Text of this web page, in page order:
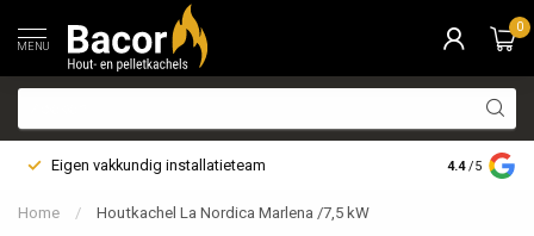
MENU
0
Eigen vakkundig installatieteam Bezorging
4.4 /5
Home / Houtkachel La Nordica Marlena /7,5 kW